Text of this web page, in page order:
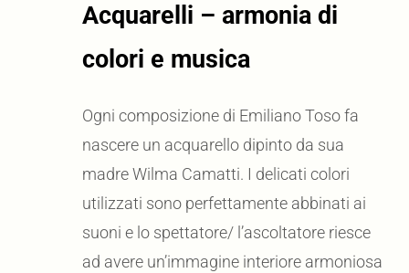
Acquarelli – armonia di
colori e musica
Ogni composizione di Emiliano Toso fa
nascere un acquarello dipinto da sua
madre Wilma Camatti. I delicati colori
utilizzati sono perfettamente abbinati ai
suoni e lo spettatore/ l’ascoltatore riesce
ad avere un’immagine interiore armoniosa